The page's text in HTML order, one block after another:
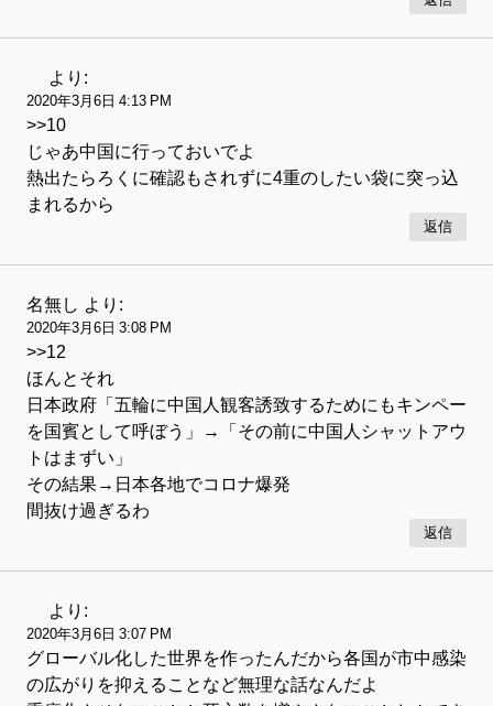
より:
2020年3月6日 4:13 PM
>>10
じゃあ中国に行っておいでよ
熱出たらろくに確認もされずに4重のしたい袋に突っ込
まれるから
返信
名無し より:
2020年3月6日 3:08 PM
>>12
ほんとそれ
日本政府「五輪に中国人観客誘致するためにもキンペー
を国賓として呼ぼう」→「その前に中国人シャットアウ
トはまずい」
その結果→日本各地でコロナ爆発
間抜け過ぎるわ
返信
より:
2020年3月6日 3:07 PM
グローバル化した世界を作ったんだから各国が市中感染
の広がりを抑えることなど無理な話なんだよ